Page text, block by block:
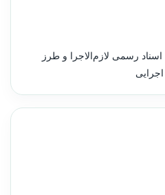
اسناد رسمی لازم‌الاجرا و طرز